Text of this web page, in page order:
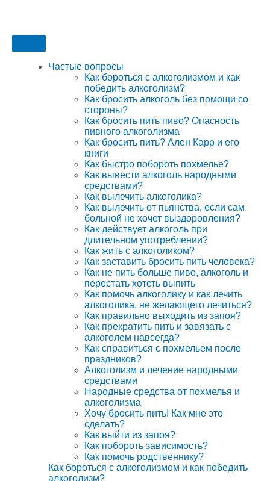
Частые вопросы
Как бороться с алкоголизмом и как
победить алкоголизм?
Как бросить алкоголь без помощи со
стороны?
Как бросить пить пиво? Опасность
пивного алкоголизма
Как бросить пить? Ален Карр и его
книги
Как быстро побороть похмелье?
Как вывести алкоголь народными
средствами?
Как вылечить алкоголика?
Как вылечить от пьянства, если сам
больной не хочет выздоровления?
Как действует алкоголь при
длительном употреблении?
Как жить с алкоголиком?
Как заставить бросить пить человека?
Как не пить больше пиво, алкоголь и
перестать хотеть выпить
Как помочь алкоголику и как лечить
алкоголика, не желающего лечиться?
Как правильно выходить из запоя?
Как прекратить пить и завязать с
алкоголем навсегда?
Как справиться с похмельем после
праздников?
Алкоголизм и лечение народными
средствами
Народные средства от похмелья и
алкоголизма
Хочу бросить пить! Как мне это
сделать?
Как выйти из запоя?
Как побороть зависимость?
Как помочь родственнику?
Как бороться с алкоголизмом и как победить
алкоголизм?